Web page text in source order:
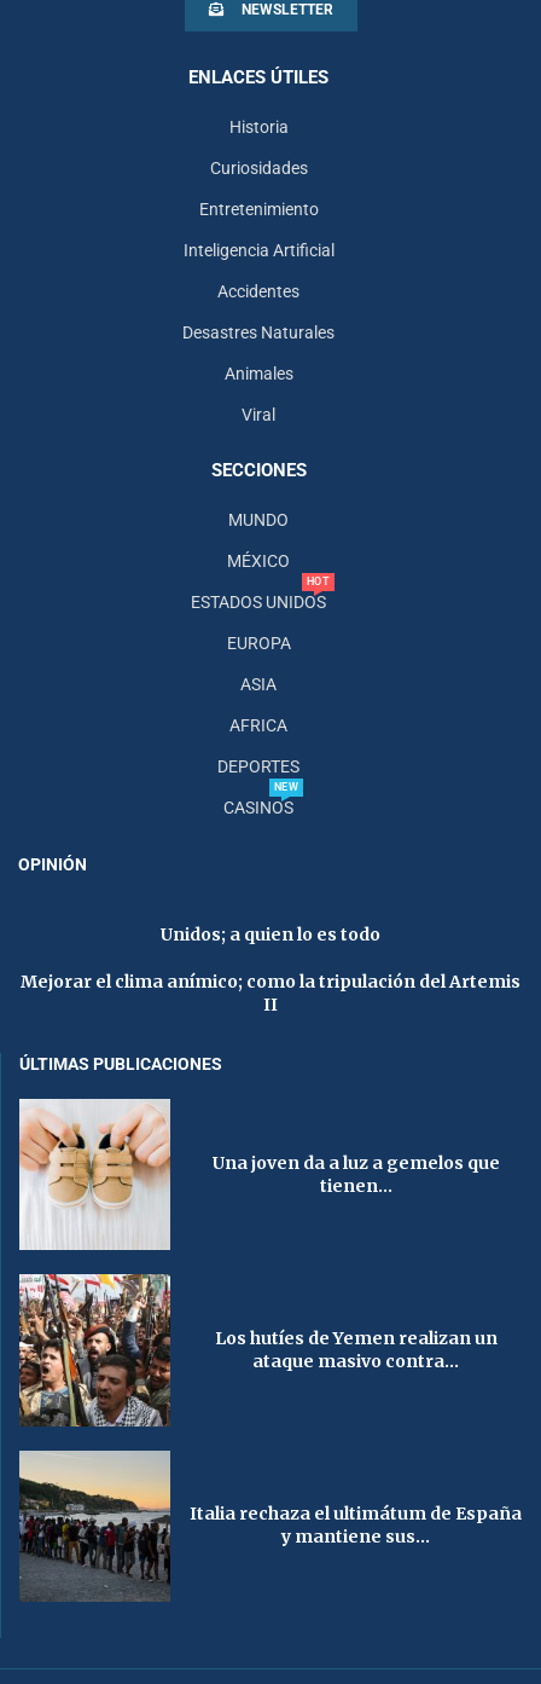
NEWSLETTER
ENLACES ÚTILES
Historia
Curiosidades
Entretenimiento
Inteligencia Artificial
Accidentes
Desastres Naturales
Animales
Viral
SECCIONES
MUNDO
MÉXICO
ESTADOS UNIDOS
HOT
EUROPA
ASIA
AFRICA
DEPORTES
CASINOS
NEW
OPINIÓN
Unidos; a quien lo es todo
Mejorar el clima anímico; como la tripulación del Artemis
II
ÚLTIMAS PUBLICACIONES
Una joven da a luz a gemelos que
tienen...
Los hutíes de Yemen realizan un
ataque masivo contra...
Italia rechaza el ultimátum de España
y mantiene sus...